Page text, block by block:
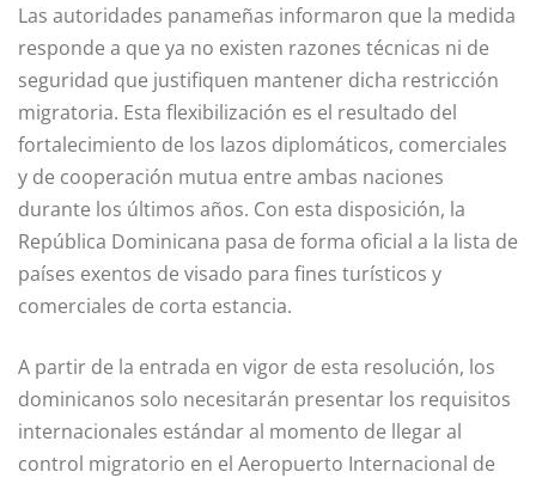
Las autoridades panameñas informaron que la medida
responde a que ya no existen razones técnicas ni de
seguridad que justifiquen mantener dicha restricción
migratoria. Esta flexibilización es el resultado del
fortalecimiento de los lazos diplomáticos, comerciales
y de cooperación mutua entre ambas naciones
durante los últimos años. Con esta disposición, la
República Dominicana pasa de forma oficial a la lista de
países exentos de visado para fines turísticos y
comerciales de corta estancia.
A partir de la entrada en vigor de esta resolución, los
dominicanos solo necesitarán presentar los requisitos
internacionales estándar al momento de llegar al
control migratorio en el Aeropuerto Internacional de